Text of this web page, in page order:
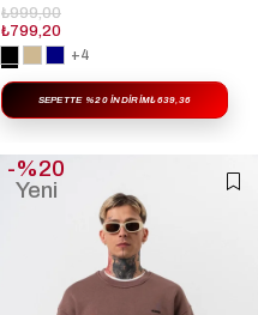
₺799,20
₺999,00
+4
SEPETTE %20 İNDIRIM₺639,36
%20
Yeni